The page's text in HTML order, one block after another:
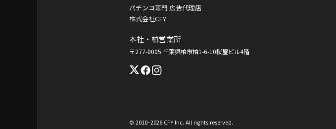
パチンコ専門 広告代理店
株式会社CFY
本社・柏営業所
〒277-0005 千葉県柏市柏1-6-10桜屋ビル4階
© 2010–2026 CFY Inc. All rights reserved.